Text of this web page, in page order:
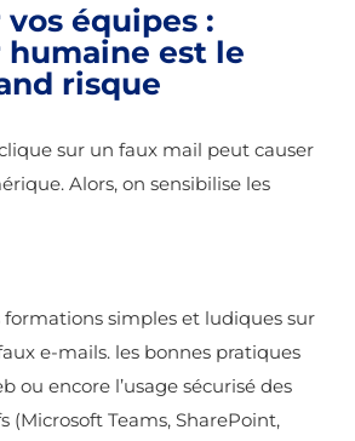
équipes :
humaine est le
risque
sur un faux mail peut causer
Alors, on sensibilise les
formations simples et ludiques sur
e-mails. les bonnes pratiques
ou encore l’usage sécurisé des
(Microsoft Teams, SharePoint,